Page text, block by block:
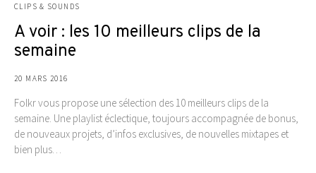
CLIPS & SOUNDS
A voir : les 10 meilleurs clips de la
semaine
20 MARS 2016
Folkr vous propose une sélection des 10 meilleurs clips de la
semaine. Une playlist éclectique, toujours accompagnée de bonus,
de nouveaux projets, d’infos exclusives, de nouvelles mixtapes et
bien plus…